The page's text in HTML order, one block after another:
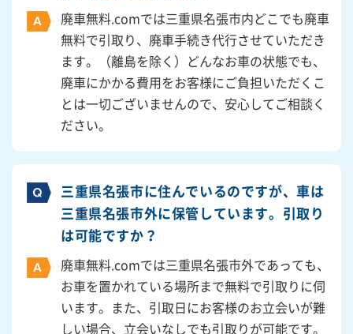
廃車無料.comでは三重県名張市内どこでも廃車
無料で引取り、廃車手続き代行させていただき
ます。（離島を除く）どんなお車の状態でも、
廃車にかかる費用をお客様にご負担いただくこ
とは一切ございませんので、安心してご相談く
ださい。
三重県名張市に住んでいるのですが、車は
三重県名張市外に保管しています。引取り
は可能ですか？
廃車無料.comでは三重県名張市外であっても、
お車を置かれている場所まで無料で引取りに伺
います。また、引取日にお客様のお立会いが難
しい場合、立会いなしでも引取りが可能です。